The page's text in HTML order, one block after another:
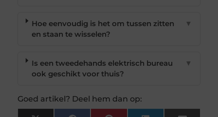
Hoe eenvoudig is het om tussen zitten
en staan te wisselen?
▼
Is een tweedehands elektrisch bureau
ook geschikt voor thuis?
▼
Goed artikel? Deel hem dan op: